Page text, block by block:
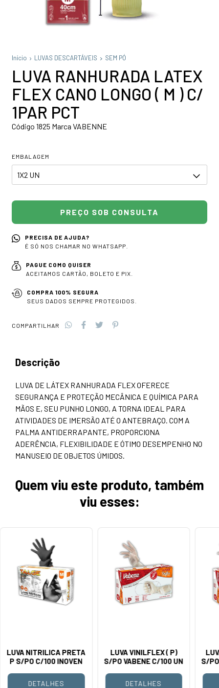
Início LUVAS DESCARTÁVEIS SEM PÓ
LUVA RANHURADA LATEX
FLEX CANO LONGO ( M ) C/
1PAR PCT
Código 1825 Marca VABENNE
EMBALAGEM
PRECISA DE AJUDA?
É SÓ NOS CHAMAR NO WHATSAPP.
PAGUE COMO QUISER
ACEITAMOS CARTÃO, BOLETO E PIX.
COMPRA 100% SEGURA
SEUS DADOS SEMPRE PROTEGIDOS.
COMPARTILHAR
Descrição
LUVA DE LÁTEX RANHURADA FLEX OFERECE
SEGURANÇA E PROTEÇÃO MECÂNICA E QUÍMICA PARA
MÃOS E, SEU PUNHO LONGO, A TORNA IDEAL PARA
ATIVIDADES DE IMERSÃO ATÉ O ANTEBRAÇO. COM A
PALMA ANTIDERRAPANTE, PROPORCIONA
ADERÊNCIA, FLEXIBILIDADE E ÓTIMO DESEMPENHO NO
MANUSEIO DE OBJETOS ÚMIDOS.
Quem viu este produto, também
viu esses:
LUVA NITRILICA PRETA
P S/PO C/100 INOVEN
DETALHES
LUVA VINILFLEX ( P)
S/PO VABENE C/100 UN
DETALHES
S/